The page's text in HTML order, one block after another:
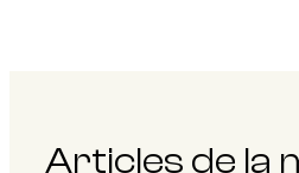
Articles de la